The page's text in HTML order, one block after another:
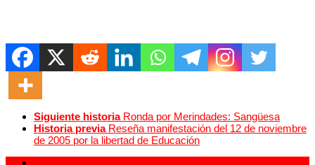
Siguiente historia Ronda por Merindades: Sangüesa
Historia previa Reseña manifestación del 12 de noviembre
de 2005 por la libertad de Educación